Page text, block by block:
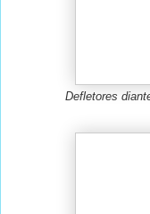
Defletores